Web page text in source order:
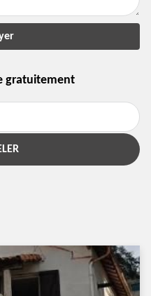
gratuitement